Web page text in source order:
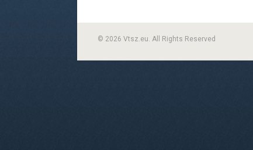
© 2026 Vtsz.eu. All Rights Reserved